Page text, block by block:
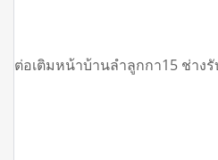
ต่อเติมหน้าบ้านลำลูกกา15